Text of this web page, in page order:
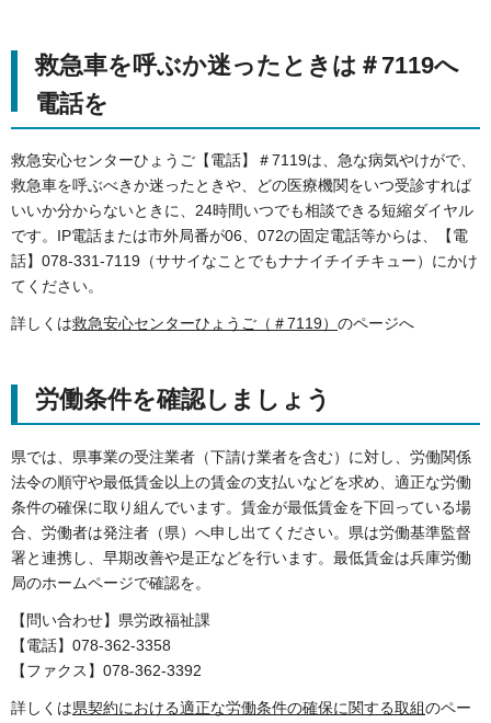
救急車を呼ぶか迷ったときは＃7119へ
電話を
救急安心センターひょうご【電話】＃7119は、急な病気やけがで、
救急車を呼ぶべきか迷ったときや、どの医療機関をいつ受診すれば
いいか分からないときに、24時間いつでも相談できる短縮ダイヤル
です。IP電話または市外局番が06、072の固定電話等からは、【電
話】078-331-7119（ササイなことでもナナイチイチキュー）にかけ
てください。
詳しくは救急安心センターひょうご（＃7119） のページへ
労働条件を確認しましょう
県では、県事業の受注業者（下請け業者を含む）に対し、労働関係
法令の順守や最低賃金以上の賃金の支払いなどを求め、適正な労働
条件の確保に取り組んでいます。賃金が最低賃金を下回っている場
合、労働者は発注者（県）へ申し出てください。県は労働基準監督
署と連携し、早期改善や是正などを行います。最低賃金は兵庫労働
局のホームページで確認を。
【問い合わせ】県労政福祉課
【電話】078-362-3358
【ファクス】078-362-3392
詳しくは県契約における適正な労働条件の確保に関する取組のペー